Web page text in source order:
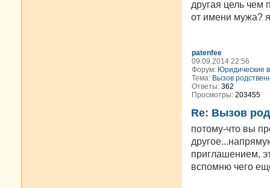
другая цель чем
от имени мужа?
patenfee
09.09.2014 22:56
Форум: Юридические
Тема: Вызов
Ответы: 362
Просмотры: 203455
Re: Вызов
потому-что вы
приглашением,
вспомню чего